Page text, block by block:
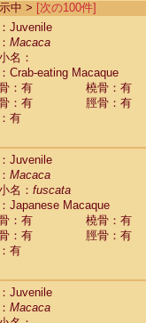
中 > [次の100件]
Juvenile
Macaca
名：
Crab-eating Macaque
：有
橈骨：有
：有
脛骨：有
有
Juvenile
Macaca
名： fuscata
Japanese Macaque
：有
橈骨：有
：有
脛骨：有
有
Juvenile
Macaca